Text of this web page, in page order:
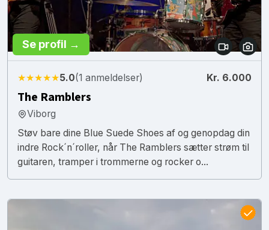
Se profil →
★★★★★5.0(1 anmeldelser) Kr. 6.000
The Ramblers
Viborg
Støv bare dine Blue Suede Shoes af og genopdag din
indre Rock´n´roller, når The Ramblers sætter strøm til
guitaren, tramper i trommerne og rocker o...